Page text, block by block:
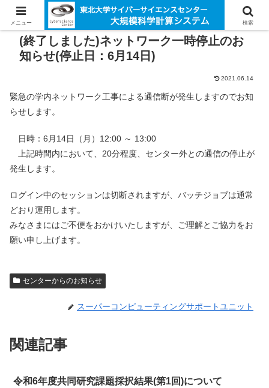
(終了しました)ネットワーク一時停止のお
知らせ(停止日：6月14日)
2021.06.14
緊急の学内ネットワーク工事による通信断が発生しますのでお知
らせします。
日時：6月14日（月）12:00 ～ 13:00
上記時間内において、20分程度、センター外との通信の停止が
発生します。
ログイン中のセッションは切断されますが、バッチジョブは通常
どおり運用します。
みなさまにはご不便をおかけいたしますが、ご理解とご協力をお
願い申し上げます。
センターからのお知らせ
スーパーコンピューティングサポートユニット
関連記事
令和6年度共同研究課題採択結果(第1回)について
メニュー 検索